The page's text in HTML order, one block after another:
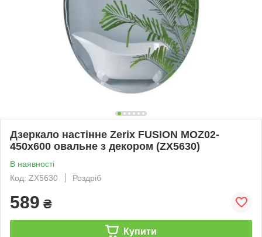
Дзеркало настінне Zerix FUSION MOZ02-
450x600 овальне з декором (ZX5630)
В наявності
Код: ZX5630
Роздріб
589 ₴
Купити